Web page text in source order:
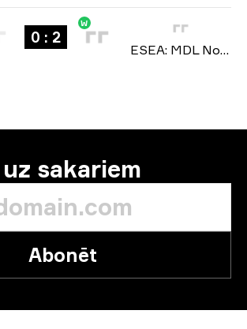
0 : 2
W
ESEA: MDL North America season 33 2020
sakariem
Abonēt